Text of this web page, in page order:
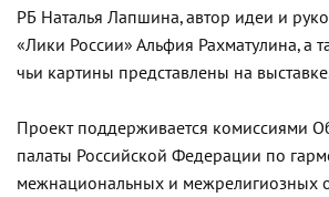
РБ Наталья Лапшина, автор идеи и
«Лики России» Альфия Рахматулина, а
чьи картины представлены на
Проект поддерживается комиссиями
палаты Российской Федерации по
межнациональных и межрелигиозных